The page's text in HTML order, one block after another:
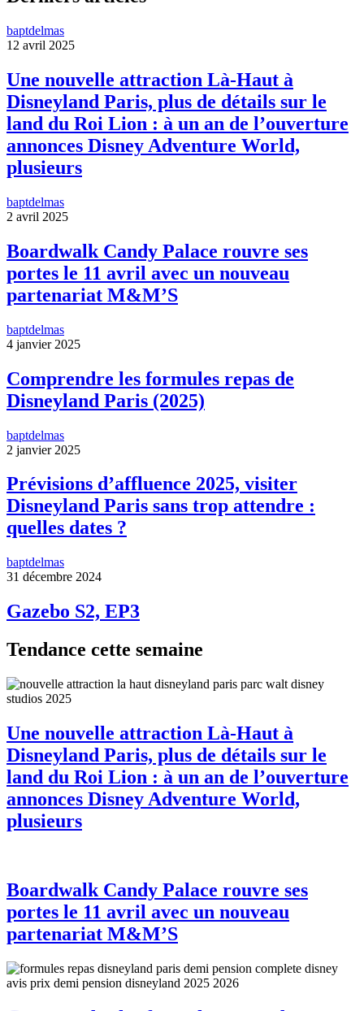
baptdelmas
12 avril 2025
Une nouvelle attraction Là-Haut à
Disneyland Paris, plus de détails sur le
land du Roi Lion : à un an de l’ouverture
annonces Disney Adventure World,
plusieurs
baptdelmas
2 avril 2025
Boardwalk Candy Palace rouvre ses
portes le 11 avril avec un nouveau
partenariat M&M’S
baptdelmas
4 janvier 2025
Comprendre les formules repas de
Disneyland Paris (2025)
baptdelmas
2 janvier 2025
Prévisions d’affluence 2025, visiter
Disneyland Paris sans trop attendre :
quelles dates ?
baptdelmas
31 décembre 2024
Gazebo S2, EP3
Tendance cette semaine
Une nouvelle attraction Là-Haut à
Disneyland Paris, plus de détails sur le
land du Roi Lion : à un an de l’ouverture
annonces Disney Adventure World,
plusieurs
Boardwalk Candy Palace rouvre ses
portes le 11 avril avec un nouveau
partenariat M&M’S